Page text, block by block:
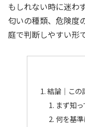
もしれない時に迷わ
匂いの種類、危険度
庭で判断しやすい形
結論｜この
まず知
何を基